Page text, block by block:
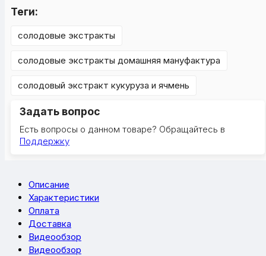
Теги:
солодовые экстракты
солодовые экстракты домашняя мануфактура
солодовый экстракт кукуруза и ячмень
Задать вопрос
Есть вопросы о данном товаре? Обращайтесь в
Поддержку
Описание
Характеристики
Оплата
Доставка
Видеообзор
Видеообзор